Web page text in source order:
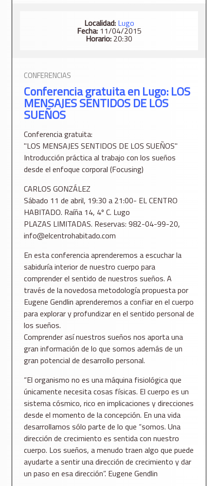
Localidad: Lugo
Fecha:11/04/2015
Horario: 20:30
CONFERENCIAS
Conferencia gratuita en Lugo: LOS
MENSAJES SENTIDOS DE LOS
SUEÑOS
Conferencia gratuita:
"LOS MENSAJES SENTIDOS DE LOS SUEÑOS"
Introducción práctica al trabajo con los sueños
desde el enfoque corporal (Focusing)
CARLOS GONZÁLEZ
Sábado 11 de abril, 19:30 a 21:00- EL CENTRO
HABITADO. Raíña 14, 4º C. Lugo
PLAZAS LIMITADAS. Reservas: 982-04-99-20,
info@elcentrohabitado.com
En esta conferencia aprenderemos a escuchar la
sabiduría interior de nuestro cuerpo para
comprender el sentido de nuestros sueños. A
través de la novedosa metodología propuesta por
Eugene Gendlin aprenderemos a confiar en el cuerpo
para explorar y profundizar en el sentido personal de
los sueños.
Comprender así nuestros sueños nos aporta una
gran información de lo que somos además de un
gran potencial de desarrollo personal.
“El organismo no es una máquina fisiológica que
únicamente necesita cosas físicas. El cuerpo es un
sistema cósmico, rico en implicaciones y direcciones
desde el momento de la concepción. En una vida
desarrollamos sólo parte de lo que “somos. Una
dirección de crecimiento es sentida con nuestro
cuerpo. Los sueños, a menudo traen algo que puede
ayudarte a sentir una dirección de crecimiento y dar
un paso en esa dirección”. Eugene Gendlin